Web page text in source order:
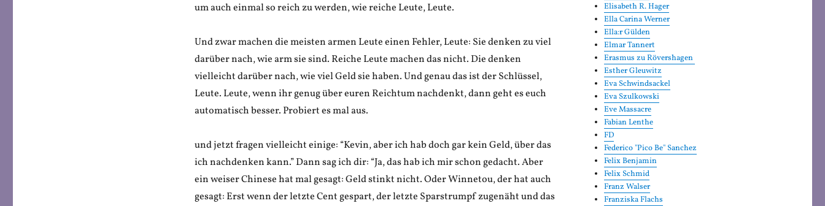
um auch einmal so reich zu werden, wie reiche Leute, Leute.
Und zwar machen die meisten armen Leute einen Fehler, Leute: Sie denken zu viel
darüber nach, wie arm sie sind. Reiche Leute machen das nicht. Die denken
vielleicht darüber nach, wie viel Geld sie haben. Und genau das ist der Schlüssel,
Leute. Leute, wenn ihr genug über euren Reichtum nachdenkt, dann geht es euch
automatisch besser. Probiert es mal aus.
und jetzt fragen vielleicht einige: “Kevin, aber ich hab doch gar kein Geld, über das
ich nachdenken kann.” Dann sag ich dir: “Ja, das hab ich mir schon gedacht. Aber
ein weiser Chinese hat mal gesagt: Geld stinkt nicht. Oder Winnetou, der hat auch
gesagt: Erst wenn der letzte Cent gespart, der letzte Sparstrumpf zugenäht und das
Elisabeth R. Hager
Ella Carina Werner
Ella:r Gülden
Elmar Tannert
Erasmus zu Rövershagen
Esther Gleuwitz
Eva Schwindsackel
Eva Szulkowski
Eve Massacre
Fabian Lenthe
FD
Federico "Pico Be" Sanchez
Felix Benjamin
Felix Schmid
Franz Walser
Franziska Flachs